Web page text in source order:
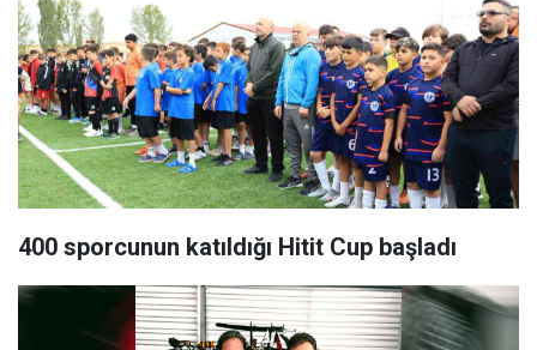
400 sporcunun katıldığı Hitit Cup başladı